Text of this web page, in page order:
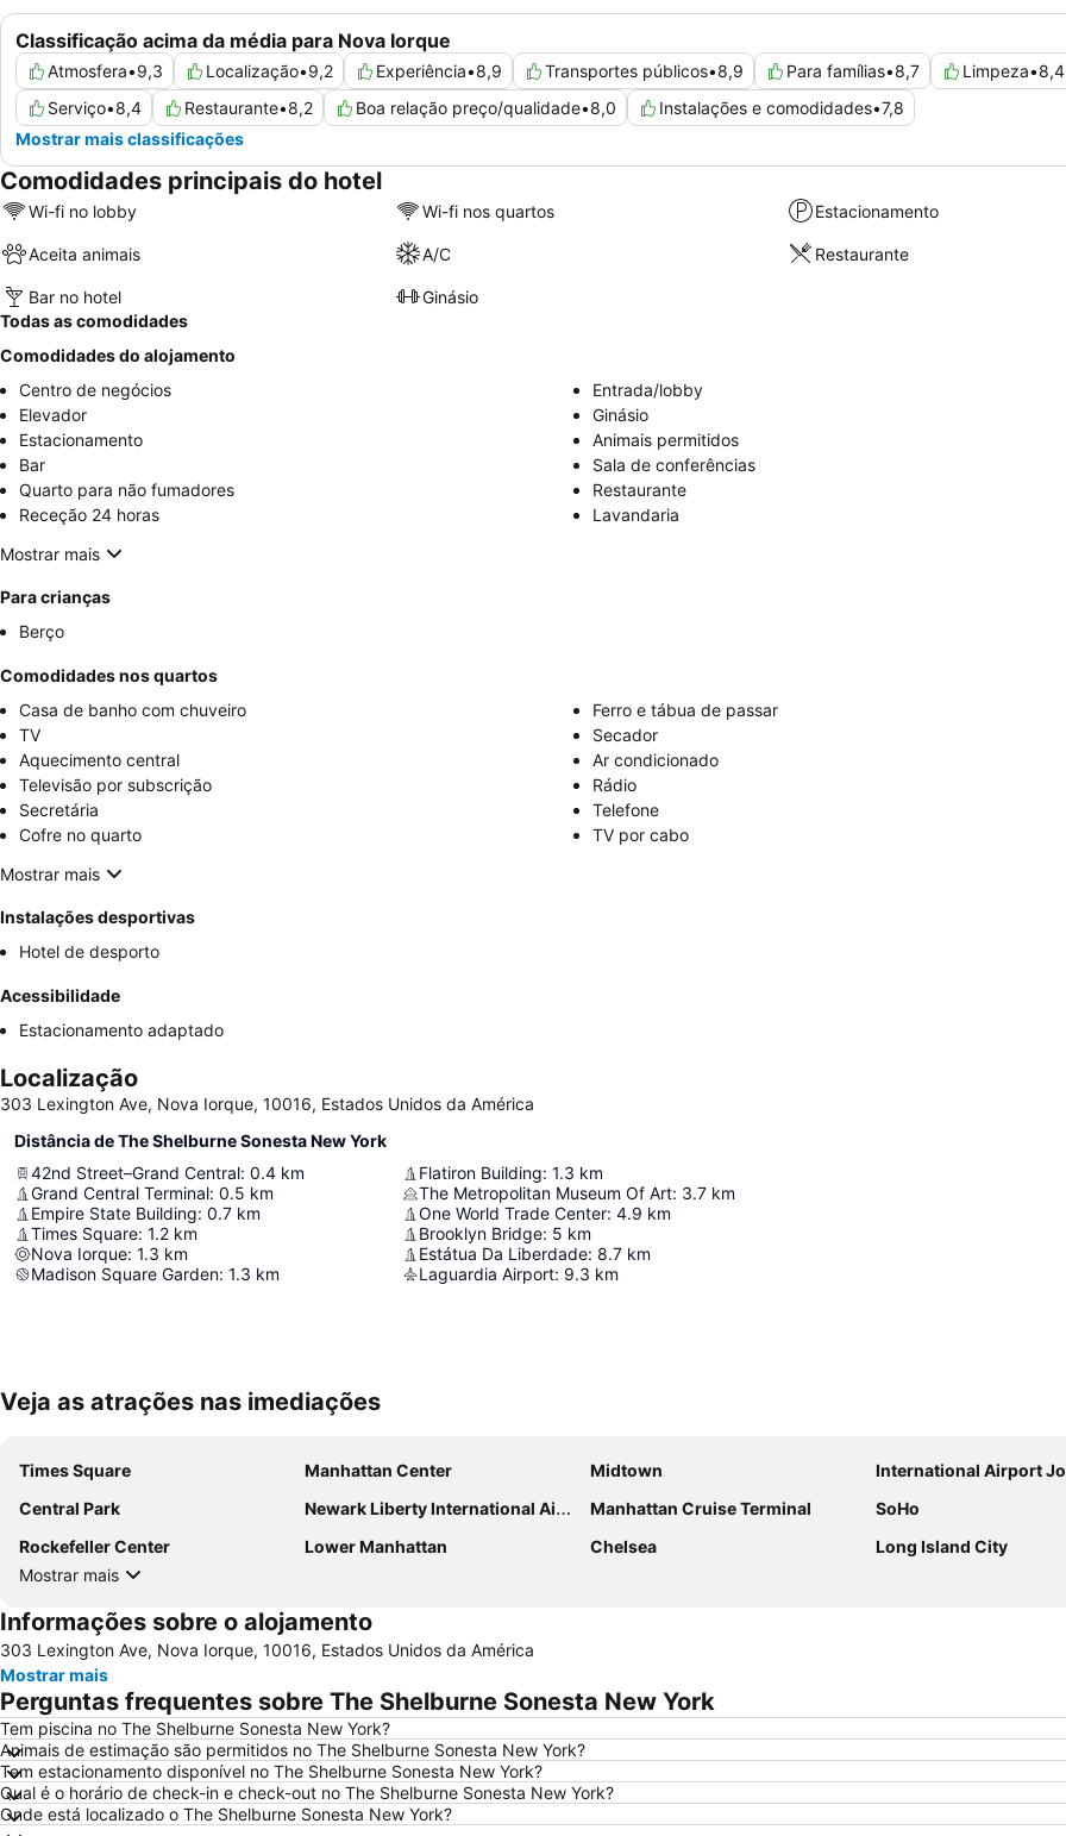
dimensionados para os padrões da cidade de Nova
Classificação acima da média para Nova Iorque
Atmosfera•9,3 Localização•9,2 Experiência•8,9 Transportes públicos•8,9 Para famílias•8,7 Limpeza•8,4
Serviço•8,4 Restaurante•8,2 Boa relação preço/qualidade•8,0 Instalações e comodidades•7,8
Mostrar mais classificações
Comodidades principais do hotel
Wi-fi no lobby Wi-fi nos quartos Estacionamento
Aceita animais A/C Restaurante
Bar no hotel
Ginásio
Todas as comodidades
Comodidades do alojamento
Centro de negócios
Entrada/lobby
Elevador
Ginásio
Estacionamento
Animais permitidos
Bar
Sala de conferências
Quarto para não fumadores
Restaurante
Receção 24 horas
Lavandaria
Mostrar mais
Para crianças
Berço
Comodidades nos quartos
Casa de banho com chuveiro
Ferro e tábua de passar
TV
Secador
Aquecimento central
Ar condicionado
Televisão por subscrição
Rádio
Secretária
Telefone
Cofre no quarto
TV por cabo
Mostrar mais
Instalações desportivas
Hotel de desporto
Acessibilidade
Estacionamento adaptado
Localização
303 Lexington Ave, Nova Iorque, 10016, Estados Unidos da América
Distância de The Shelburne Sonesta New York
42nd Street–Grand Central: 0.4 km
Grand Central Terminal: 0.5 km
Empire State Building: 0.7 km
Times Square: 1.2 km
Nova Iorque: 1.3 km
Madison Square Garden: 1.3 km
Flatiron Building: 1.3 km
The Metropolitan Museum Of Art: 3.7 km
One World Trade Center: 4.9 km
Brooklyn Bridge: 5 km
Estátua Da Liberdade: 8.7 km
Laguardia Airport: 9.3 km
Veja as atrações nas imediações
Times Square Manhattan Center Midtown
International Airport John
Central Park
Newark Liberty International Airport Manhattan Cruise Terminal
SoHo
Rockefeller Center
Lower Manhattan Chelsea
Long Island City
Mostrar mais
Informações sobre o alojamento
303 Lexington Ave, Nova Iorque, 10016, Estados Unidos da América
Mostrar mais
Perguntas frequentes sobre The Shelburne Sonesta New York
Tem piscina no The Shelburne Sonesta New York?
Animais de estimação são permitidos no The Shelburne Sonesta New York?
Tem estacionamento disponível no The Shelburne Sonesta New York?
Qual é o horário de check-in e check-out no The Shelburne Sonesta New York?
Onde está localizado o The Shelburne Sonesta New York?